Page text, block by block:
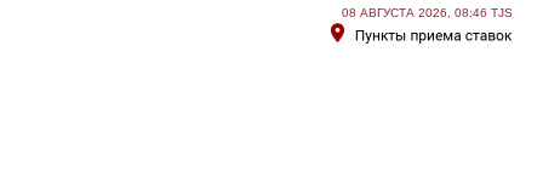
08 АВГУСТА 2026, 08:46 TJS